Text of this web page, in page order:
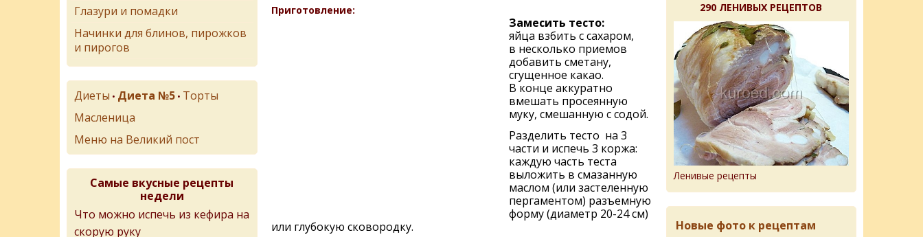
Приготовление:
Замесить тесто:
яйца взбить с сахаром,
в несколько приемов
добавить сметану,
сгущенное какао.
В конце аккуратно
вмешать просеянную
муку, смешанную с содой.
Разделить тесто на 3
части и испечь 3 коржа:
каждую часть теста
выложить в смазанную
маслом (или застеленную
пергаментом) разъемную
форму (диаметр 20-24 см)
или глубокую сковородку.
Глазури и помадки
Начинки для блинов, пирожков
и пирогов
Диеты • Диета №5 • Торты
Масленица
Меню на Великий пост
Самые вкусные рецепты
недели
Что можно испечь из кефира на
скорую руку
290 ЛЕНИВЫХ РЕЦЕПТОВ
Ленивые рецепты
Новые фото к рецептам